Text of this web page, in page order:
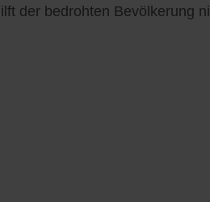
der bedrohten Bevölkerung